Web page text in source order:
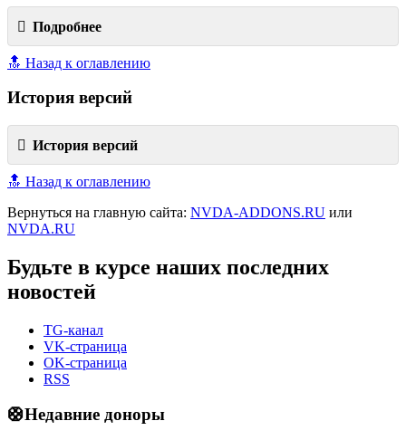
Подробнее
🔝 Назад к оглавлению
История версий
История версий
🔝 Назад к оглавлению
Вернуться на главную сайта: NVDA-ADDONS.RU или
NVDA.RU
Будьте в курсе наших последних
новостей
TG-канал
VK-страница
OK-страница
RSS
🛟Недавние доноры